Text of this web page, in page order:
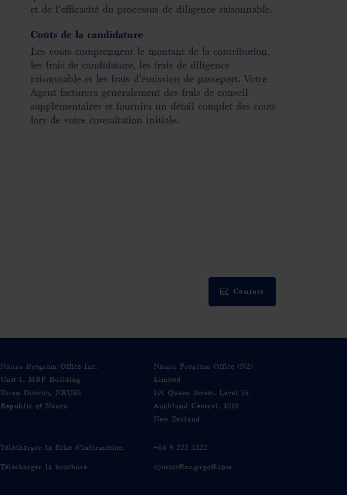
et de l’efficacité du processus de diligence raisonnable.
Coûts de la candidature
Les coûts comprennent le montant de la contribution,
les frais de candidature, les frais de diligence
raisonnable et les frais d’émission de passeport. Votre
Agent facturera généralement des frais de conseil
supplémentaires et fournira un détail complet des coûts
lors de votre consultation initiale.
Contact
Nauru Program Office Inc.
Unit 1, MRF Building
Yaren District, NRU68
Republic of Nauru
Télécharger la fiche d’information
Télécharger la brochure
Nauru Program Office (NZ)
Limited
191 Queen Street, Level 15
Auckland Central, 1010
New Zealand
+64 9 222 1322
contact@nr.prgoff.com